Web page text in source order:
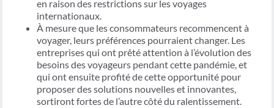
en raison des restrictions sur les voyages
internationaux.
À mesure que les consommateurs recommencent à
voyager, leurs préférences pourraient changer. Les
entreprises qui ont prêté attention à l’évolution des
besoins des voyageurs pendant cette pandémie, et
qui ont ensuite profité de cette opportunité pour
proposer des solutions nouvelles et innovantes,
sortiront fortes de l’autre côté du ralentissement.